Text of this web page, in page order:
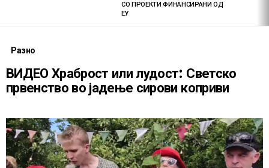
СО ПРОЕКТИ ФИНАНСИРАНИ ОД
ЕУ
Разно
ВИДЕО Храброст или лудост: Светско
првенство во јадење сирови коприви